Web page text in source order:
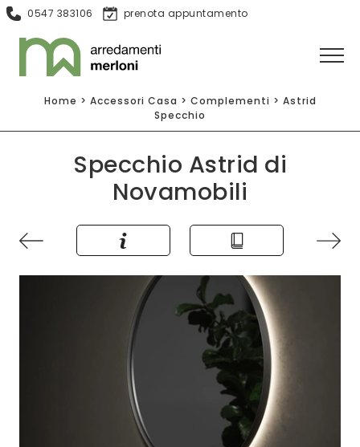
0547 383106 prenota appuntamento
Home > Accessori Casa > Complementi > Astrid
Specchio
Specchio Astrid di
Novamobili